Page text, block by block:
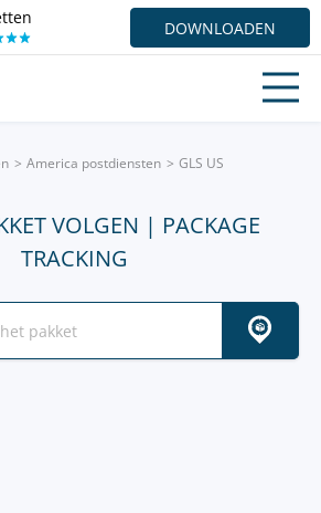
DOWNLOADEN
America postdiensten GLS US
VOLGEN | PACKAGE
TRACKING